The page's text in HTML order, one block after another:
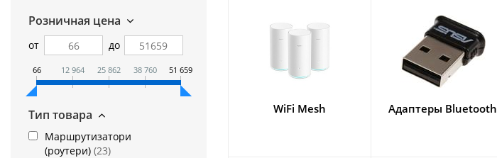
Розничная цена
от до
66 12 964 25 862 38 760 51 659
Тип товара
Маршрутизатори
(роутери) (23)
WiFi Mesh Адаптеры Bluetooth